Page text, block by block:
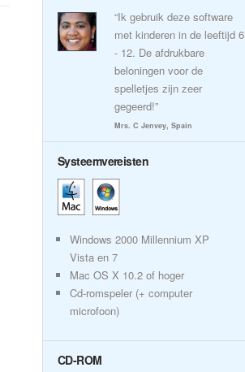
“Ik gebruik deze software
met kinderen in de leeftijd 6
- 12. De afdrukbare
beloningen voor de
spelletjes zijn zeer
gegeerd!”
Mrs. C Jenvey, Spain
Systeemvereisten
Windows 2000 Millennium XP
Vista en 7
Mac OS X 10.2 of hoger
Cd-romspeler (+ computer
microfoon)
CD-ROM